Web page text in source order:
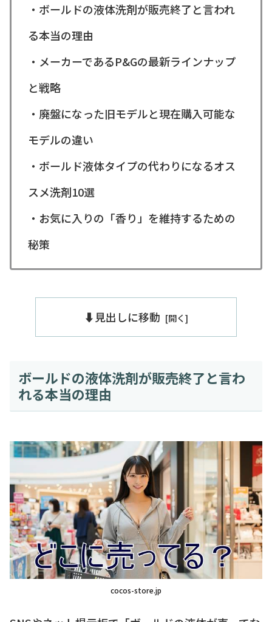
・ボールドの液体洗剤が販売終了と言われ
る本当の理由
・メーカーであるP&Gの最新ラインナップ
と戦略
・廃盤になった旧モデルと現在購入可能な
モデルの違い
・ボールド液体タイプの代わりになるオス
スメ洗剤10選
・お気に入りの「香り」を維持するための
秘策
⬇️見出しに移動
ボールドの液体洗剤が販売終了と言わ
れる本当の理由
cocos-store.jp